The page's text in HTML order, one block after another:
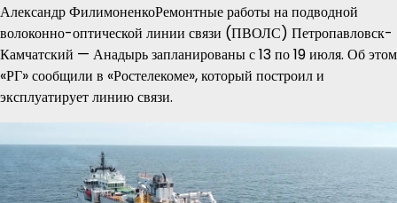
Александр ФилимоненкоРемонтные работы на подводной
волоконно-оптической линии связи (ПВОЛС) Петропавловск-
Камчатский — Анадырь запланированы с 13 по 19 июля. Об этом
«РГ» сообщили в «Ростелекоме», который построил и
эксплуатирует линию связи.